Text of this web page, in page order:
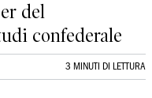
del
confederale
3 MINUTI DI LETTURA